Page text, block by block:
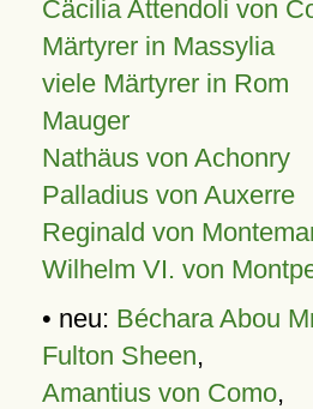
Cäcilia Attendoli von
Märtyrer in Massylia
viele Märtyrer in Rom
Mauger
Nathäus von Achonry
Palladius von Auxerre
Reginald von
Wilhelm VI. von
• neu: Béchara Abou
Fulton Sheen,
Amantius von Como,